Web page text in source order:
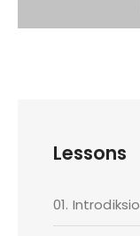
Lessons
01.